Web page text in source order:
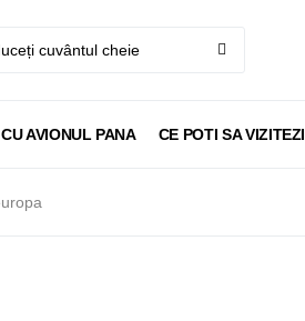
AVIONUL PANA CE POTI SA VIZITEZI